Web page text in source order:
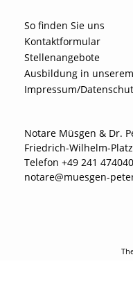
So finden Sie uns
Kontaktformular
Stellenangebote
Ausbildung in
Impressum/
Notare Müsgen & Dr.
Friedrich-Wilhelm-
Telefon +49 241
notare@muesgen-